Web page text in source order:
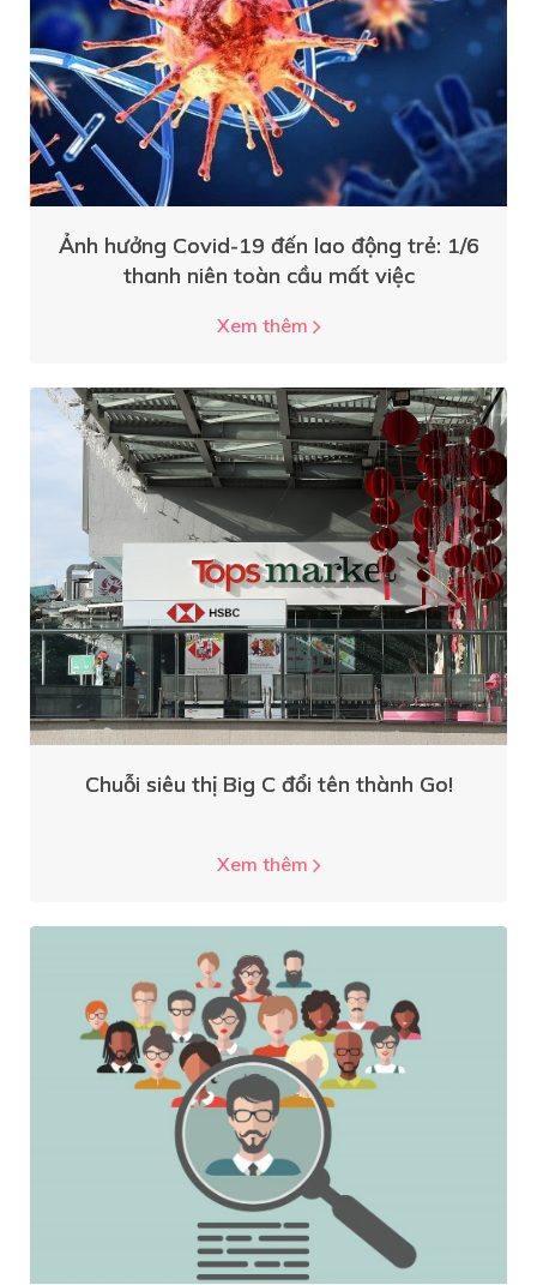
Ảnh hưởng Covid-19 đến lao động trẻ: 1/6
thanh niên toàn cầu mất việc
Xem thêm
Chuỗi siêu thị Big C đổi tên thành Go!
Xem thêm